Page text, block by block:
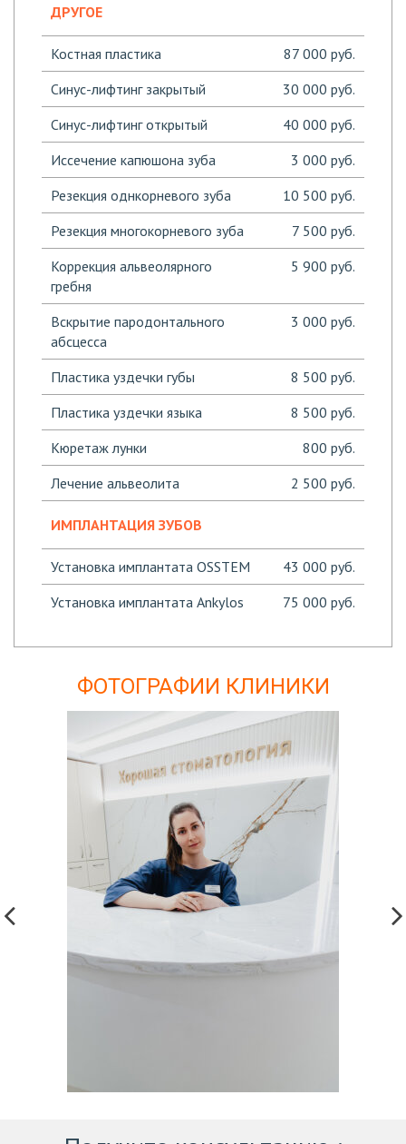
ДРУГОЕ
Костная пластика
87 000 руб.
Синус-лифтинг закрытый
30 000 руб.
Синус-лифтинг открытый
40 000 руб.
Иссечение капюшона зуба
3 000 руб.
Резекция однкорневого зуба
10 500 руб.
Резекция многокорневого зуба
7 500 руб.
Коррекция альвеолярного
гребня
5 900 руб.
Вскрытие пародонтального
абсцесса
3 000 руб.
Пластика уздечки губы
8 500 руб.
Пластика уздечки языка
8 500 руб.
Кюретаж лунки
800 руб.
Лечение альвеолита
2 500 руб.
ИМПЛАНТАЦИЯ ЗУБОВ
Установка имплантата OSSTEM
43 000 руб.
Установка имплантата Ankylos
75 000 руб.
ФОТОГРАФИИ КЛИНИКИ